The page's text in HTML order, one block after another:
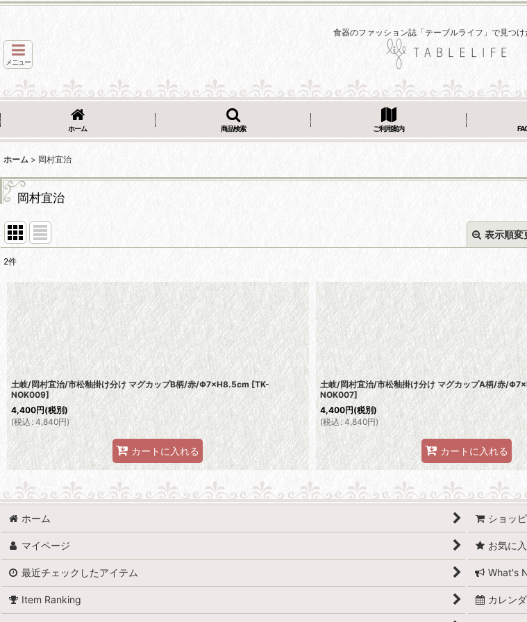
食器のファッション誌「テーブルライフ」で見つ
メニュー
ホーム 商品検索 ご利用案内
ホーム > 岡村宜治
岡村宜治
表示順変
並び順:
絞り込む
2件
土岐/岡村宜治/市松釉掛け分け マグカップB柄/赤/Φ7×H8.5cm [TK-
NOK009]
4,400円(税別)
(税込: 4,840円)
カートに入れる
土岐/岡村宜治/市松釉掛け分け マグカップA柄/赤/
NOK007]
4,400円(税別)
(税込: 4,840円)
カートに入れる
ホーム ショッ
マイページ お気に
最近チェックしたアイテム What's
Item Ranking カレン